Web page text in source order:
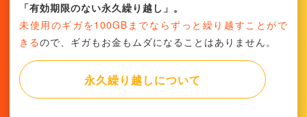
「有効期限のない永久繰り越し」。
未使用のギガを100GBまでならずっと繰り越すことがで
きるので、ギガもお金もムダになることはありません。
永久繰り越しについて